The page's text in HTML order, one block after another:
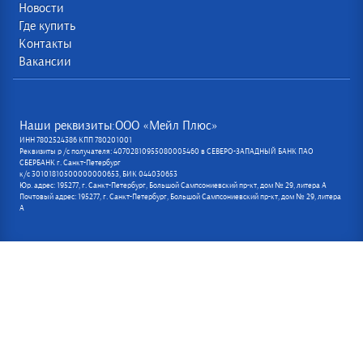
Новости
Где купить
Контакты
Вакансии
Наши реквизиты:ООО «Мейл Плюс»
ИНН 7802524386 КПП 780201001
Реквизиты р /с получателя: 40702810955080005460 в СЕВЕРО-ЗАПАДНЫЙ БАНК ПАО
СБЕРБАНК г. Санкт-Петербург
к/с 30101810500000000653, БИК 044030653
Юр. адрес: 195277, г. Санкт-Петербург, Большой Сампсониевский пр-кт, дом № 29, литера А
Почтовый адрес: 195277, г. Санкт-Петербург, Большой Сампсониевский пр-кт, дом № 29, литера
А